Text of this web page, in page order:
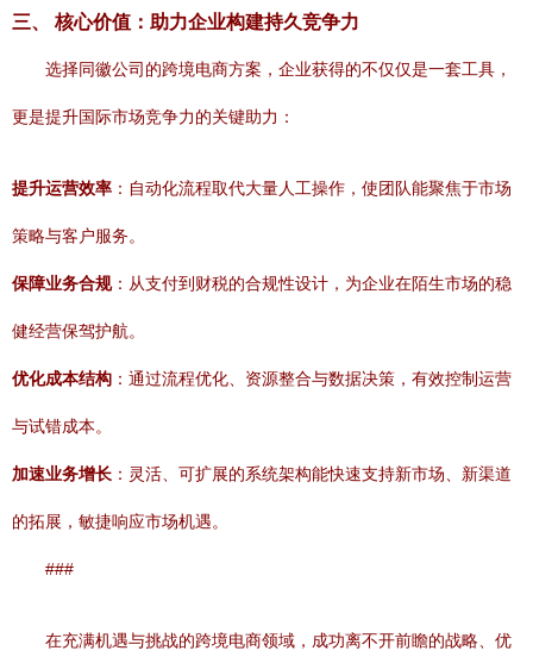
三、 核心价值：助力企业构建持久竞争力
选择同徽公司的跨境电商方案，企业获得的不仅仅是一套工具，
更是提升国际市场竞争力的关键助力：
提升运营效率 ：自动化流程取代大量人工操作，使团队能聚焦于市场
策略与客户服务。
保障业务合规：从支付到财税的合规性设计，为企业在陌生市场的稳
健经营保驾护航。
优化成本结构 ：通过流程优化、资源整合与数据决策，有效控制运营
与试错成本。
加速业务增长 ：灵活、可扩展的系统架构能快速支持新市场、新渠道
的拓展，敏捷响应市场机遇。
###
在充满机遇与挑战的跨境电商领域，成功离不开前瞻的战略、优